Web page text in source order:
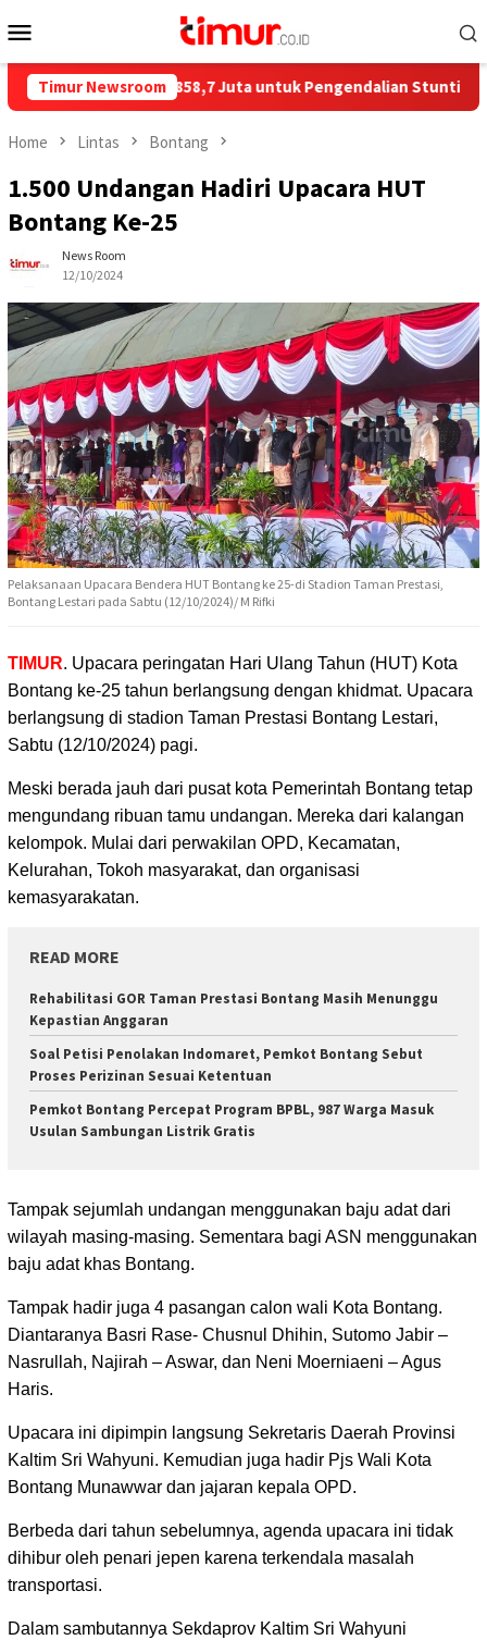
to
Menu
Timur Newsroom
Rp858,7 Juta untuk Pengendalian Stunting di Kota
Home Lintas Bontang
1.500 Undangan Hadiri Upacara HUT
Bontang Ke-25
News Room
12/10/2024
Pelaksanaan Upacara Bendera HUT Bontang ke 25-di Stadion Taman Prestasi,
Bontang Lestari pada Sabtu (12/10/2024)/ M Rifki
TIMUR. Upacara peringatan Hari Ulang Tahun (HUT) Kota
Bontang ke-25 tahun berlangsung dengan khidmat. Upacara
berlangsung di stadion Taman Prestasi Bontang Lestari,
Sabtu (12/10/2024) pagi.
Meski berada jauh dari pusat kota Pemerintah Bontang tetap
mengundang ribuan tamu undangan. Mereka dari kalangan
kelompok. Mulai dari perwakilan OPD, Kecamatan,
Kelurahan, Tokoh masyarakat, dan organisasi
kemasyarakatan.
READ MORE
Rehabilitasi GOR Taman Prestasi Bontang Masih Menunggu
Kepastian Anggaran
Soal Petisi Penolakan Indomaret, Pemkot Bontang Sebut
Proses Perizinan Sesuai Ketentuan
Pemkot Bontang Percepat Program BPBL, 987 Warga Masuk
Usulan Sambungan Listrik Gratis
Tampak sejumlah undangan menggunakan baju adat dari
wilayah masing-masing. Sementara bagi ASN menggunakan
baju adat khas Bontang.
Tampak hadir juga 4 pasangan calon wali Kota Bontang.
Diantaranya Basri Rase- Chusnul Dhihin, Sutomo Jabir –
Nasrullah, Najirah – Aswar, dan Neni Moerniaeni – Agus
Haris.
Upacara ini dipimpin langsung Sekretaris Daerah Provinsi
Kaltim Sri Wahyuni. Kemudian juga hadir Pjs Wali Kota
Bontang Munawwar dan jajaran kepala OPD.
Berbeda dari tahun sebelumnya, agenda upacara ini tidak
dihibur oleh penari jepen karena terkendala masalah
transportasi.
Dalam sambutannya Sekdaprov Kaltim Sri Wahyuni